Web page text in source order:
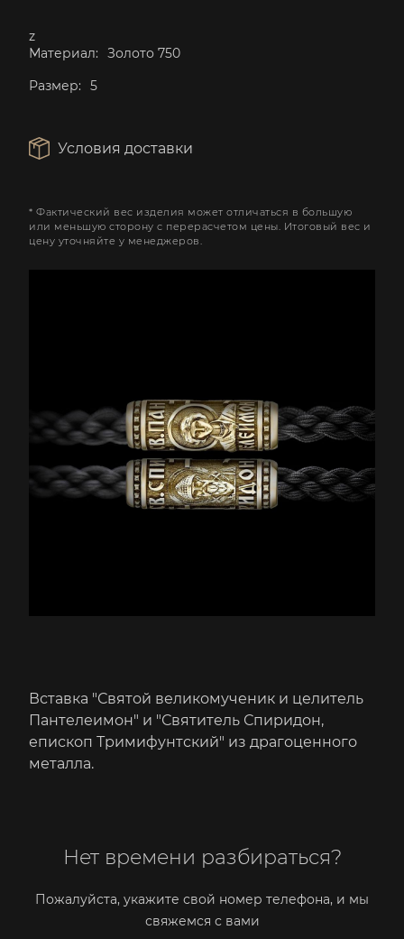
z
Материал:
Золото 750
Размер:
5
Условия доставки
* Фактический вес изделия может отличаться в большую
или меньшую сторону с перерасчетом цены. Итоговый вес и
цену уточняйте у менеджеров.
Вставка "Святой великомученик и целитель
Пантелеимон" и "Святитель Спиридон,
епископ Тримифунтский" из драгоценного
металла.
Нет времени разбираться?
Пожалуйста, укажите свой номер телефона, и мы
свяжемся с вами